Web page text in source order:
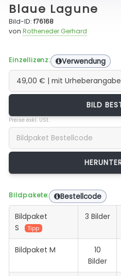
Blaue Lagune
Bild-ID:f76168
vonRotheneder Gerhard
Einzellizenz: Verwendung
BILD
Preise exkl. USt.
Bildpakete: Bestellcode
Bildpaket
S
Tipp
3 Bilder
Bildpaket M
10
Bilder